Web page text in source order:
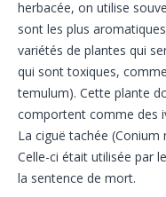
herbacée, on utilise
sont les plus
variétés de plantes qui
qui sont toxiques,
temulum). Cette plante
comportent comme des
La ciguë tachée
Celle-ci était utilisée par
la sentence de mort.